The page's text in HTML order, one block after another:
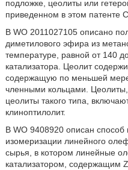
подложке, цеолиты или
приведенном в этом патенте
В WO 2011027105 описано
диметилового эфира из
температуре, равной от 140
катализатора. Цеолит
содержащую по меньшей
членными кольцами.
цеолиты такого типа,
клиноптилолит.
В WO 9408920 описан способ
изомеризации линейного
сырья, в котором линейные
катализатором, содержащим